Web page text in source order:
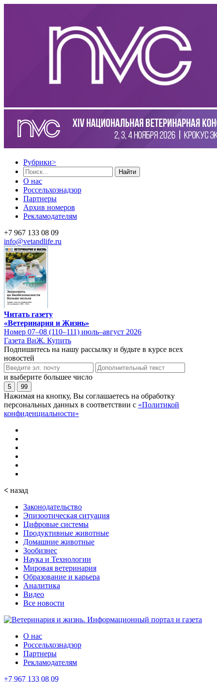
Рубрики>
Найти
О нас
Россельхознадзор
Партнеры
Архив номеров
Рекламодателям
+7 967 133 08 09
info@vetandlife.ru
Читать газету
«Ветеринария и Жизнь»
Номер 07–08 (110–111) июль–август 2026
Газета ВиЖ. Купить
Подпишитесь на нашу рассылку и будьте в курсе всех
новостей
и выберите большее число
5 99
Нажимая на кнопку, Вы соглашаетесь на обработку
персональных данных в соответствии с «Политикой
конфиденциальности»
< назад
Законодательство
Эпизоотическая ситуация
Цифровые системы
Продуктивные животные
Домашние животные
Зообизнес
Наука и Технологии
Мировая ветеринария
Образование и карьера
Аналитика
Видео
Все новости
О нас
Россельхознадзор
Партнеры
Рекламодателям
+7 967 133 08 09